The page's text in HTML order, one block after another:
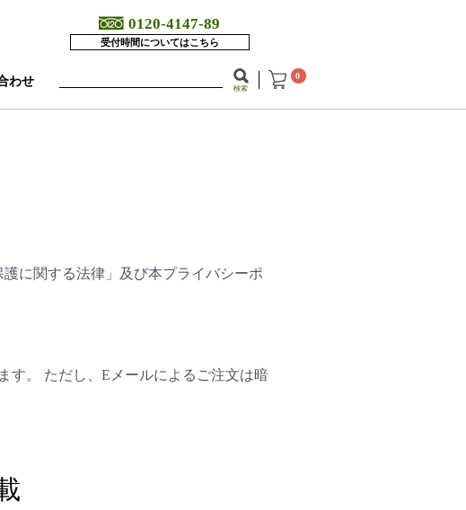
0120-4147-89
受付時間についてはこちら
わせ 検索
0
に関する法律」及び本プライバシーポ
す。 ただし、Eメールによるご注文は暗